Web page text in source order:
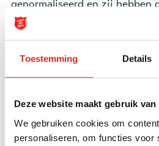
Toestemming Details
Deze website maakt gebruik van
We gebruiken cookies om
personaliseren, om functies voor
genormaliseerd en zij hebben
elkaar. Ze zijn blij dat hij nu
met passende begeleiding.
wat trots op hoe zijn leven er
“Ik hoop met heel mijn hart
bestaan zoals zij. Ik ben een